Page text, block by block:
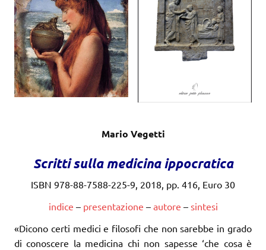
Mario Vegetti
Scritti sulla medicina ippocratica
ISBN 978-88-7588-225-9, 2018, pp. 416, Euro 30
indice – presentazione – autore – sintesi
«Dicono certi medici e filosofi che non sarebbe in grado
di conoscere la medicina chi non sapesse ‘che cosa è